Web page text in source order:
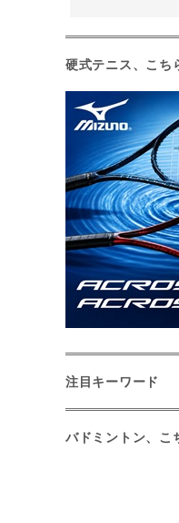
硬式テニス、こち
注目キーワード
バドミントン、こ